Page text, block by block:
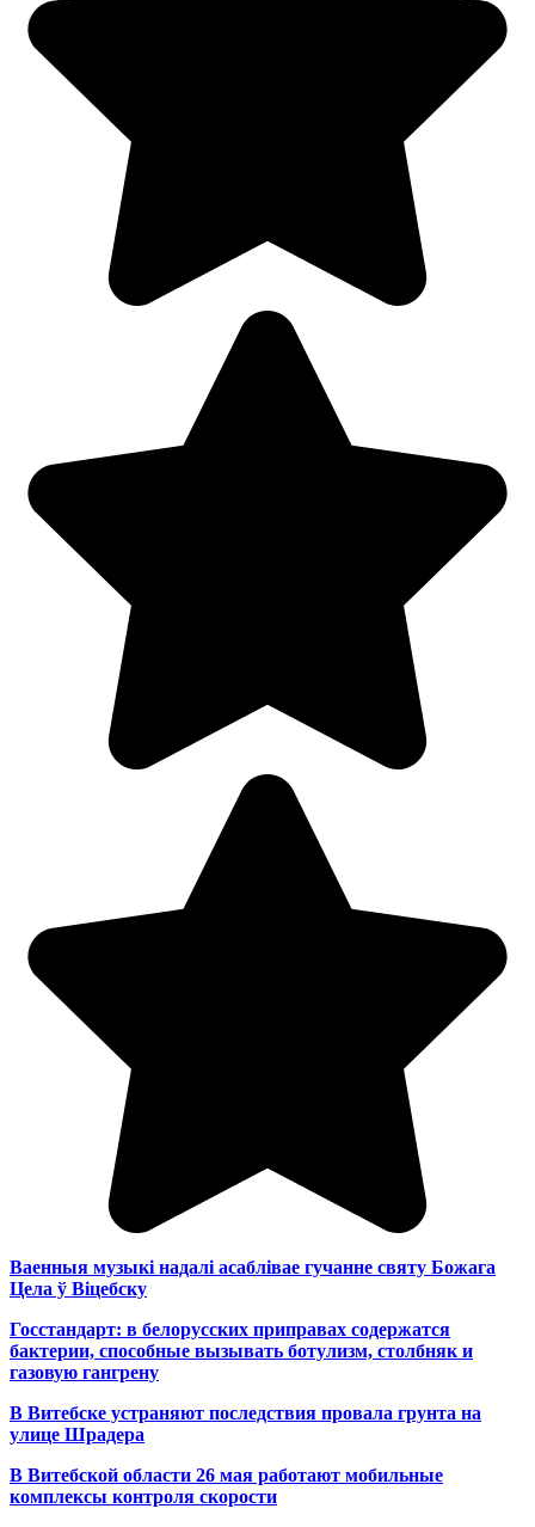
Ваенныя музыкі надалі асаблівае гучанне святу Божага
Цела ў Віцебску
Госстандарт: в белорусских приправах содержатся
бактерии, способные вызывать ботулизм, столбняк и
газовую гангрену
В Витебске устраняют последствия провала грунта на
улице Шрадера
В Витебской области 26 мая работают мобильные
комплексы контроля скорости